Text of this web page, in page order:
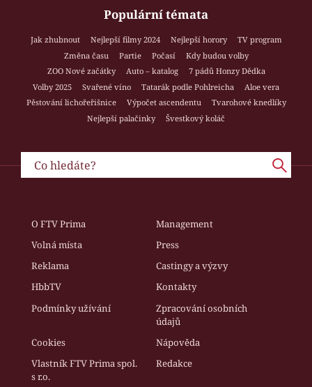
Populární témata
Jak zhubnout Nejlepší filmy 2024 Nejlepší horory
TV program
Změna času
Partie Počasí
Kdy budou volby
ZOO Nové začátky
Auto – katalog
7 pádů Honzy Dědka
Volby 2025
Svařené víno Tatarák podle Pohlreicha
Aloe vera
Pěstování lichořeřišnice
Výpočet ascendentu
Tvarohové knedlíky
Nejlepší palačinky
Švestkový koláč
O FTV Prima
Management
Volná místa
Press
Reklama
Castingy a výzvy
HbbTV
Kontakty
Podmínky užívání
Zpracování osobních
údajů
Cookies
Nápověda
Vlastník FTV Prima spol.
s r.o.
Redakce